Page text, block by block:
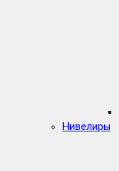
Нивелиры